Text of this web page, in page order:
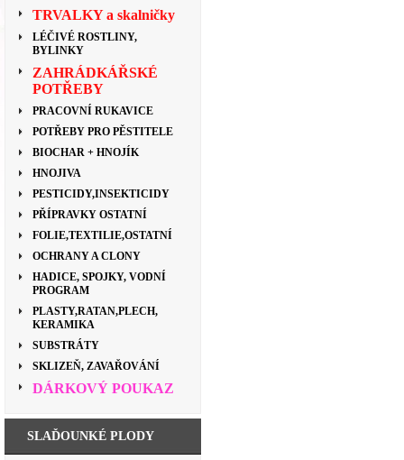
TRVALKY a skalničky
LÉČIVÉ ROSTLINY,
BYLINKY
ZAHRÁDKÁŘSKÉ
POTŘEBY
PRACOVNÍ RUKAVICE
POTŘEBY PRO PĚSTITELE
BIOCHAR + HNOJÍK
HNOJIVA
PESTICIDY,INSEKTICIDY
PŘÍPRAVKY OSTATNÍ
FOLIE,TEXTILIE,OSTATNÍ
OCHRANY A CLONY
HADICE, SPOJKY, VODNÍ
PROGRAM
PLASTY,RATAN,PLECH,
KERAMIKA
SUBSTRÁTY
SKLIZEŇ, ZAVAŘOVÁNÍ
DÁRKOVÝ POUKAZ
SLAĎOUNKÉ PLODY